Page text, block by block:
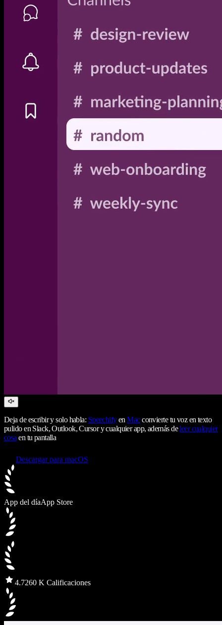
Deja de escribir y solo habla: SpeechifyenMacconvierte tu voz en texto
pulido en Slack, Outlook, Cursor y cualquier app, además deleer cualquier
cosa en tu pantalla
Descargar para macOS
App del díaApp Store
4.7260 K Calificaciones